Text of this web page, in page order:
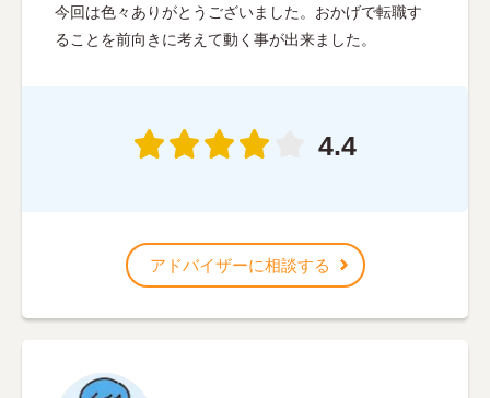
今回は色々ありがとうございました。おかげで転職す
ることを前向きに考えて動く事が出来ました。
4.4
アドバイザーに相談する